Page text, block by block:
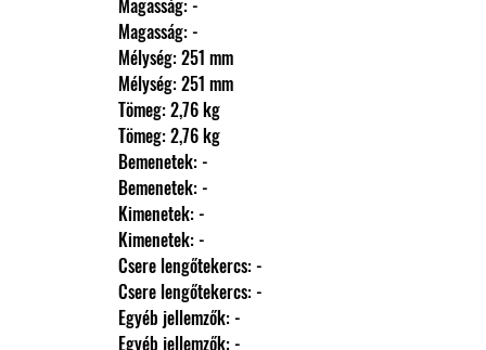
                Magasság: -
                Magasság: -
                Mélység: 251 mm
                Mélység: 251 mm
                Tömeg: 2,76 kg
                Tömeg: 2,76 kg
                Bemenetek: -
                Bemenetek: -
                Kimenetek: -
                Kimenetek: -
                Csere lengőtekercs: -
                Csere lengőtekercs: -
                Egyéb jellemzők: -
                Egyéb jellemzők: -